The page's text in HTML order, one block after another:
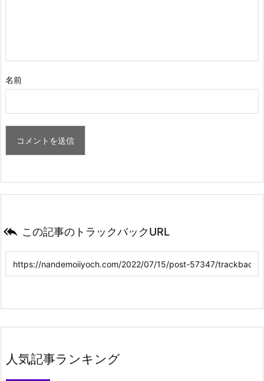
名前
 この記事のトラックバックURL
人気記事ランキング